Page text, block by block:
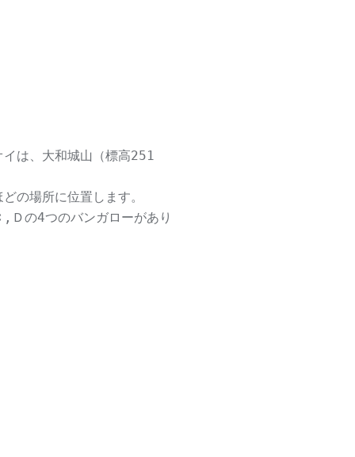
は、大和城山（標高251
の場所に位置します。
の4つのバンガローがあり